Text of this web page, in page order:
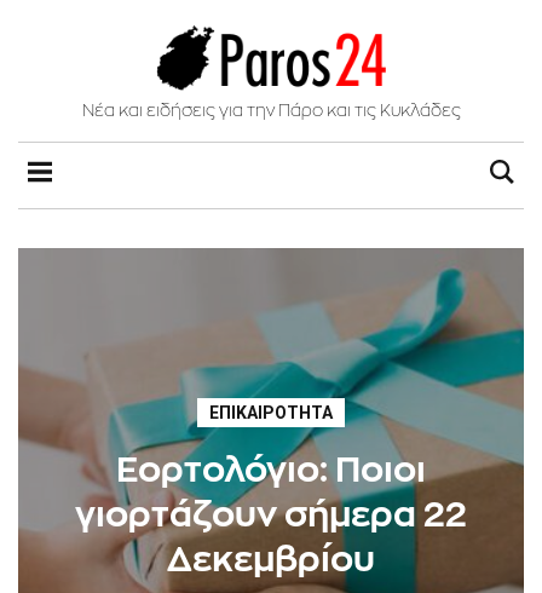
Νέα και ειδήσεις για την Πάρο και τις Κυκλάδες
ΕΠΙΚΑΙΡΌΤΗΤΑ
Εορτολόγιο: Ποιοι
γιορτάζουν σήμερα 22
Δεκεμβρίου